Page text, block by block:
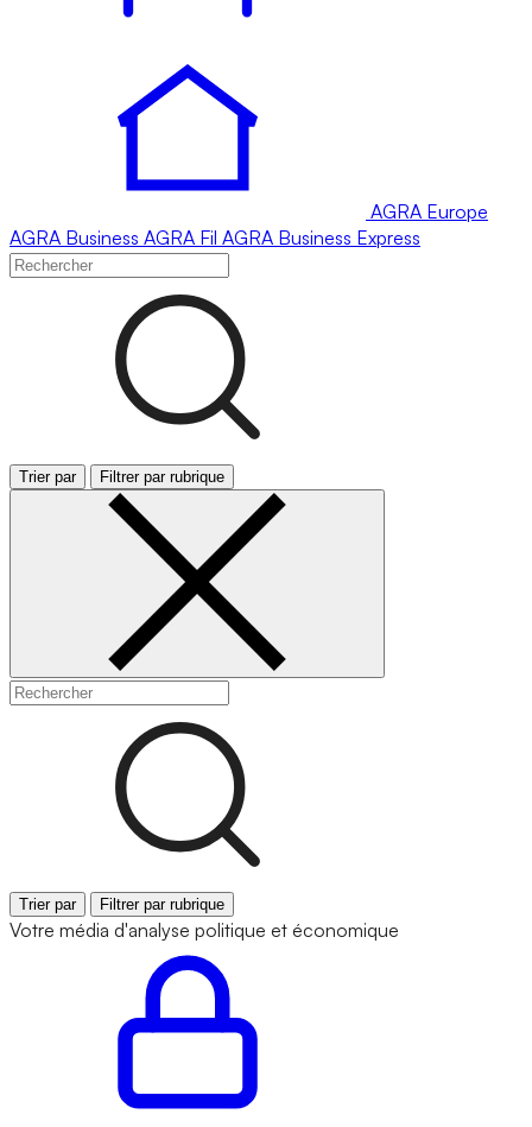
AGRA Europe
AGRA Business AGRA Fil AGRA Business Express
Trier par Filtrer par rubrique
Trier par Filtrer par rubrique
Votre média d'analyse politique et économique